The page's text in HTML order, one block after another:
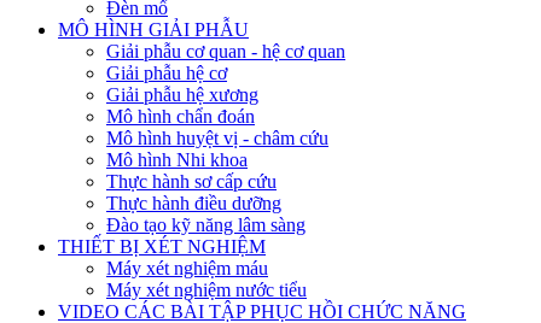
Đèn mổ
MÔ HÌNH GIẢI PHẪU
Giải phẫu cơ quan - hệ cơ quan
Giải phẫu hệ cơ
Giải phẫu hệ xương
Mô hình chẩn đoán
Mô hình huyệt vị - châm cứu
Mô hình Nhi khoa
Thực hành sơ cấp cứu
Thực hành điều dưỡng
Đào tạo kỹ năng lâm sàng
THIẾT BỊ XÉT NGHIỆM
Máy xét nghiệm máu
Máy xét nghiệm nước tiểu
VIDEO CÁC BÀI TẬP PHỤC HỒI CHỨC NĂNG